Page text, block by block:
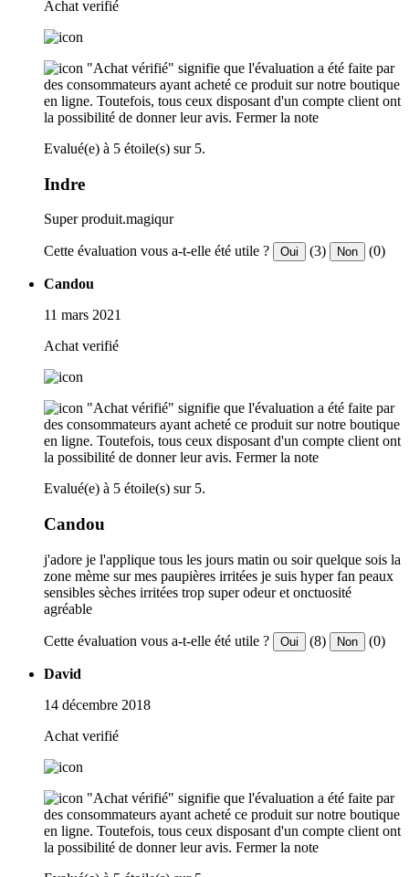
Achat verifié
"Achat vérifié" signifie que l'évaluation a été faite par
des consommateurs ayant acheté ce produit sur notre boutique
en ligne. Toutefois, tous ceux disposant d'un compte client ont
la possibilité de donner leur avis. Fermer la note
Evalué(e) à 5 étoile(s) sur 5.
Indre
Super produit.magiqur
Cette évaluation vous a-t-elle été utile ? Oui (3) Non (0)
Candou
11 mars 2021
Achat verifié
"Achat vérifié" signifie que l'évaluation a été faite par
des consommateurs ayant acheté ce produit sur notre boutique
en ligne. Toutefois, tous ceux disposant d'un compte client ont
la possibilité de donner leur avis. Fermer la note
Evalué(e) à 5 étoile(s) sur 5.
Candou
j'adore je l'applique tous les jours matin ou soir quelque sois la
zone mème sur mes paupières irritées je suis hyper fan peaux
sensibles sèches irritées trop super odeur et onctuosité
agréable
Cette évaluation vous a-t-elle été utile ? Oui (8) Non (0)
David
14 décembre 2018
Achat verifié
"Achat vérifié" signifie que l'évaluation a été faite par
des consommateurs ayant acheté ce produit sur notre boutique
en ligne. Toutefois, tous ceux disposant d'un compte client ont
la possibilité de donner leur avis. Fermer la note